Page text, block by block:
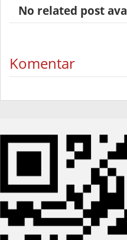
No related post
Komentar